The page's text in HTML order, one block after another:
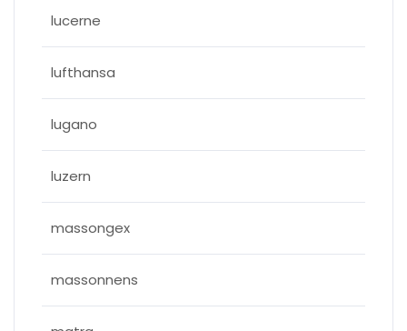
lucerne
lufthansa
lugano
luzern
massongex
massonnens